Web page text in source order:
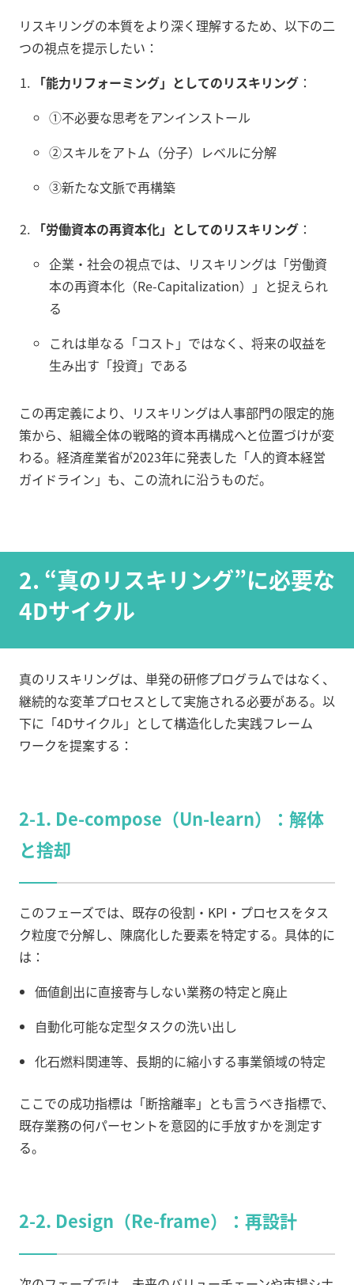
リスキリングの本質をより深く理解するため、以下の二
つの視点を提示したい：
「能力リフォーミング」としてのリスキリング ：
①不必要な思考をアンインストール
②スキルをアトム（分子）レベルに分解
③新たな文脈で再構築
「労働資本の再資本化」としてのリスキリング ：
企業・社会の視点では、リスキリングは「労働資
本の再資本化（Re-Capitalization）」と捉えられ
る
これは単なる「コスト」ではなく、将来の収益を
生み出す「投資」である
この再定義により、リスキリングは人事部門の限定的施
策から、組織全体の戦略的資本再構成へと位置づけが変
わる。経済産業省が2023年に発表した「人的資本経営
ガイドライン」も、この流れに沿うものだ。
2. “真のリスキリング”に必要な
4Dサイクル
真のリスキリングは、単発の研修プログラムではなく、
継続的な変革プロセスとして実施される必要がある。以
下に「4Dサイクル」として構造化した実践フレーム
ワークを提案する：
2-1. De-compose（Un-learn）：解体
と捨却
このフェーズでは、既存の役割・KPI・プロセスをタス
ク粒度で分解し、陳腐化した要素を特定する。具体的に
は：
価値創出に直接寄与しない業務の特定と廃止
自動化可能な定型タスクの洗い出し
化石燃料関連等、長期的に縮小する事業領域の特定
ここでの成功指標は「断捨離率」とも言うべき指標で、
既存業務の何パーセントを意図的に手放すかを測定す
る。
2-2. Design（Re-frame）：再設計